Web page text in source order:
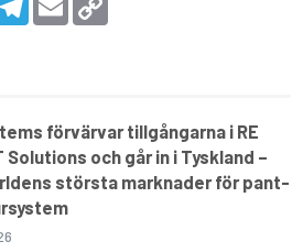
e
m
förvärvar tillgångarna i RE
Solutions och går in i Tyskland –
största marknader för pant-